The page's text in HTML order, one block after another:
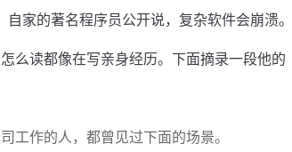
家的著名程序员公开说，复杂软件会崩溃。
么读都像在写亲身经历。下面摘录一段他的
工作的人，都曾见过下面的场景。